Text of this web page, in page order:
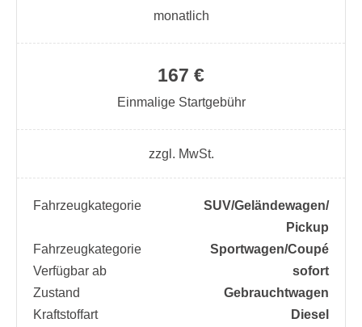
167 €
Einmalige Startgebühr
monatlich
zzgl. MwSt.
Fahrzeugkategorie
SUV/​Geländewagen/​
Pickup
Fahrzeugkategorie
Sportwagen/​Coupé
Verfügbar ab
sofort
Zustand
Gebrauchtwagen
Kraftstoffart
Diesel